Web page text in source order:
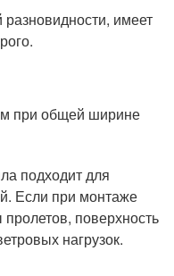
имеет
при общей ширине
подходит для
Если при монтаже
поверхность
нагрузок.